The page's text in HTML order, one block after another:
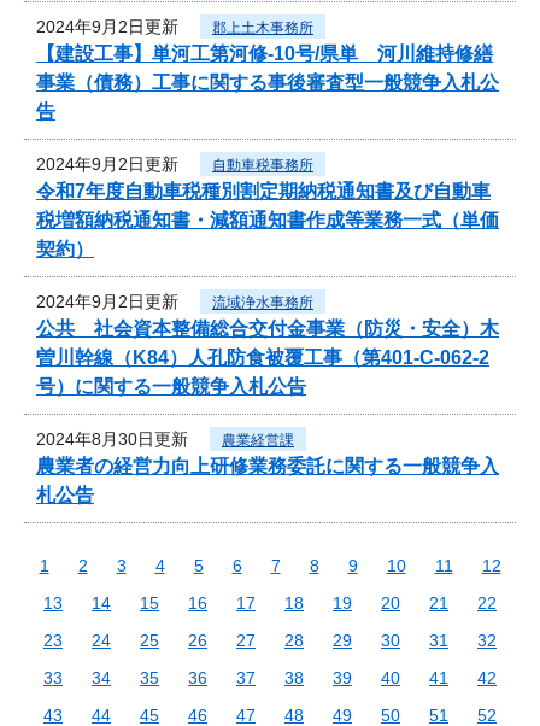
2024年9月2日更新 郡上土木事務所
【建設工事】単河工第河修-10号/県単 河川維持修繕
事業（債務）工事に関する事後審査型一般競争入札公
告
2024年9月2日更新 自動車税事務所
令和7年度自動車税種別割定期納税通知書及び自動車
税増額納税通知書・減額通知書作成等業務一式（単価
契約）
2024年9月2日更新 流域浄水事務所
公共 社会資本整備総合交付金事業（防災・安全）木
曽川幹線（K84）人孔防食被覆工事（第401-C-062-2
号）に関する一般競争入札公告
2024年8月30日更新 農業経営課
農業者の経営力向上研修業務委託に関する一般競争入
札公告
1 2 3 4 5 6 7 8 9 10 11
12
13
14 15 16 17 18 19 20 21
22
23
24 25 26 27 28 29 30 31
32
33
34 35 36 37 38 39 40 41
42
43
44 45 46 47 48 49 50 51
52